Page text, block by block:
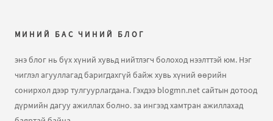
МИНИЙ БАС ЧИНИЙ БЛОГ
энэ блог нь бүх хүний хувьд нийтлэгч болоход нээлттэй юм. Нэг
чиглэл агууллагад баригдахгүй байж хувь хүний өөрийн
сонирхол дээр тулгуурлагдана. Гэхдээ blogmn.net сайтын дотоод
дүрмийн дагуу ажиллах болно. за ингээд хамтран ажиллахад